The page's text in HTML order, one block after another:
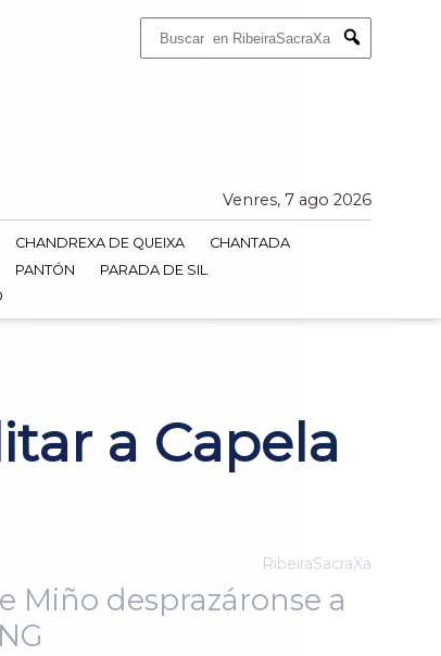
Submit
Venres, 7 ago 2026
CHANDREXA DE QUEIXA
CHANTADA
PANTÓN
PARADA DE SIL
a Capela
RibeiraSacraXa
Miño desprazáronse a